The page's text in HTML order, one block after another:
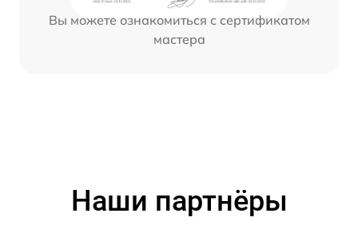
Вы можете ознакомиться с сертификатом
мастера
Наши партнёры